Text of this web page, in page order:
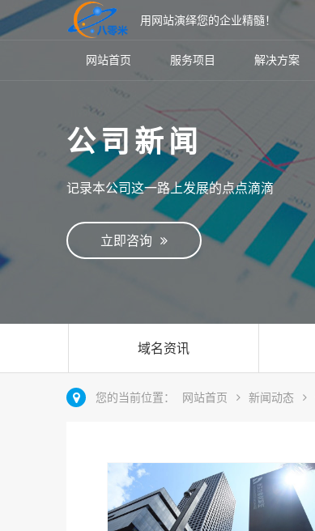
用网站演绎您的企业精髓！
网站首页 服务项目 解决方案
公司新闻
记录本公司这一路上发展的点点滴滴
立即咨询
域名资讯
您的当前位置： 网站首页 新闻动态